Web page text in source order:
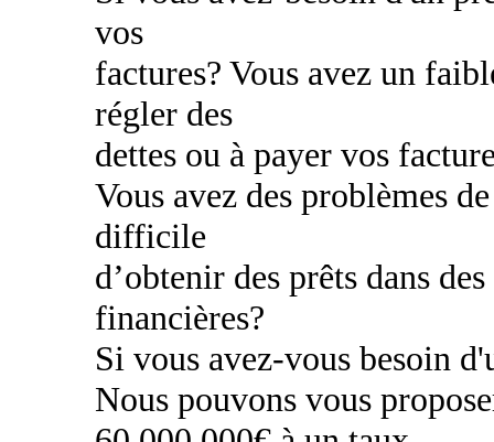
vos
factures? Vous avez un
régler des
dettes ou à payer vos
Vous avez des problèmes
difficile
d’obtenir des prêts dans
financières?
Si vous avez-vous besoin
Nous pouvons vous